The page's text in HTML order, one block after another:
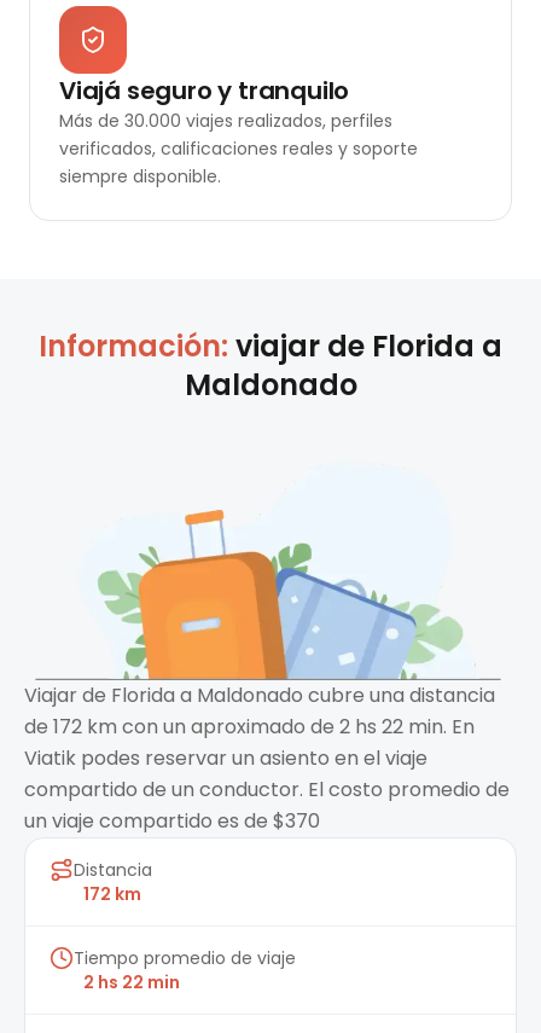
Viajá seguro y tranquilo
Más de 30.000 viajes realizados, perfiles
verificados, calificaciones reales y soporte
siempre disponible.
Información: viajar de Florida a
Maldonado
Viajar de Florida a Maldonado cubre una distancia
de 172 km con un aproximado de 2 hs 22 min. En
Viatik podes reservar un asiento en el viaje
compartido de un conductor. El costo promedio de
un viaje compartido es de $370
Distancia
172 km
Tiempo promedio de viaje
2 hs 22 min